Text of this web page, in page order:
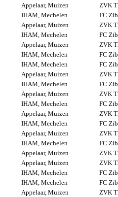
Appelaar, Muizen
ZVK
IHAM, Mechelen
FC
Appelaar, Muizen
ZVK
IHAM, Mechelen
FC
Appelaar, Muizen
ZVK
IHAM, Mechelen
FC
IHAM, Mechelen
FC
Appelaar, Muizen
ZVK
IHAM, Mechelen
FC
Appelaar, Muizen
ZVK
IHAM, Mechelen
FC
Appelaar, Muizen
ZVK
IHAM, Mechelen
FC
Appelaar, Muizen
ZVK
IHAM, Mechelen
FC
Appelaar, Muizen
ZVK
Appelaar, Muizen
ZVK
IHAM, Mechelen
FC
IHAM, Mechelen
FC
Appelaar, Muizen
ZVK